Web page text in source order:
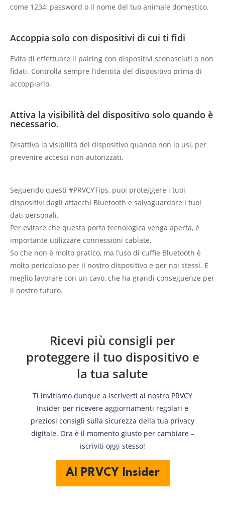
come 1234, password o il nome del tuo animale domestico.
Accoppia solo con dispositivi di cui ti fidi
Evita di effettuare il pairing con dispositivi sconosciuti o non
fidati. Controlla sempre l’identità del dispositivo prima di
accoppiarlo.
Attiva la visibilità del dispositivo solo quando è
necessario.
Disattiva la visibilità del dispositivo quando non lo usi, per
prevenire accessi non autorizzati.
Seguendo questi #PRVCYTips, puoi proteggere i tuoi
dispositivi dagli attacchi Bluetooth e salvaguardare i tuoi
dati personali.
Per evitare che questa porta tecnologica venga aperta, è
importante utilizzare connessioni cablate.
So che non è molto pratico, ma l’uso di cuffie Bluetooth è
molto pericoloso per il nostro dispositivo e per noi stessi. È
meglio lavorare con un cavo, che ha grandi conseguenze per
il nostro futuro.
Ricevi più consigli per
proteggere il tuo dispositivo e
la tua salute
Ti invitiamo dunque a iscriverti al nostro PRVCY
Insider per ricevere aggiornamenti regolari e
preziosi consigli sulla sicurezza della tua privacy
digitale. Ora è il momento giusto per cambiare –
iscriviti oggi stesso!
Al PRVCY Insider